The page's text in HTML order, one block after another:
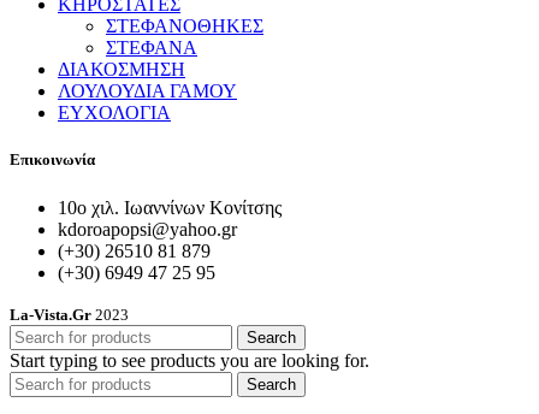
ΚΗΡΟΣΤΑΤΕΣ
ΣΤΕΦΑΝΟΘΗΚΕΣ
ΣΤΕΦΑΝΑ
ΔΙΑΚΟΣΜΗΣΗ
ΛΟΥΛΟΥΔΙΑ ΓΑΜΟΥ
ΕΥΧΟΛΟΓΙΑ
Επικοινωνία
10ο χιλ. Ιωαννίνων Κονίτσης
kdoroapopsi@yahoo.gr
(+30) 26510 81 879
(+30) 6949 47 25 95
La-Vista.Gr 2023
Search
Start typing to see products you are looking for.
Search